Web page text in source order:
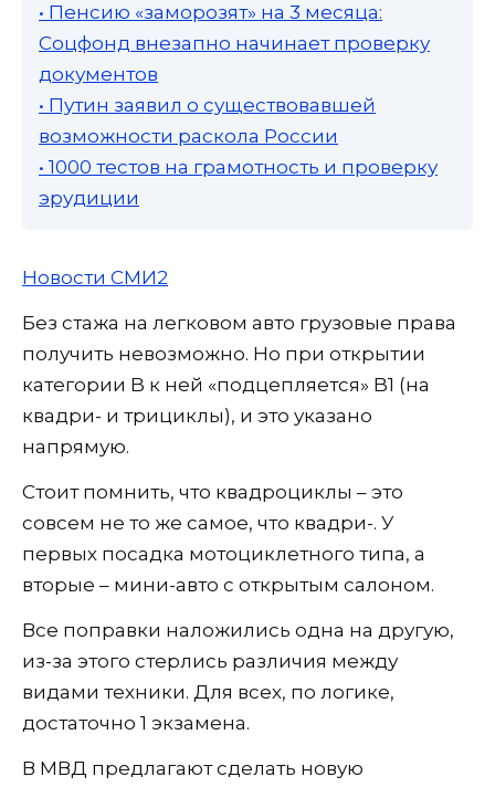
• Пенсию «заморозят» на 3 месяца:
Соцфонд внезапно начинает проверку
документов
• Путин заявил о существовавшей
возможности раскола России
• 1000 тестов на грамотность и проверку
эрудиции
Новости СМИ2
Без стажа на легковом авто грузовые права
получить невозможно. Но при открытии
категории B к ней «подцепляется» B1 (на
квадри- и трициклы), и это указано
напрямую.
Стоит помнить, что квадроциклы – это
совсем не то же самое, что квадри-. У
первых посадка мотоциклетного типа, а
вторые – мини-авто с открытым салоном.
Все поправки наложились одна на другую,
из-за этого стерлись различия между
видами техники. Для всех, по логике,
достаточно 1 экзамена.
В МВД предлагают сделать новую